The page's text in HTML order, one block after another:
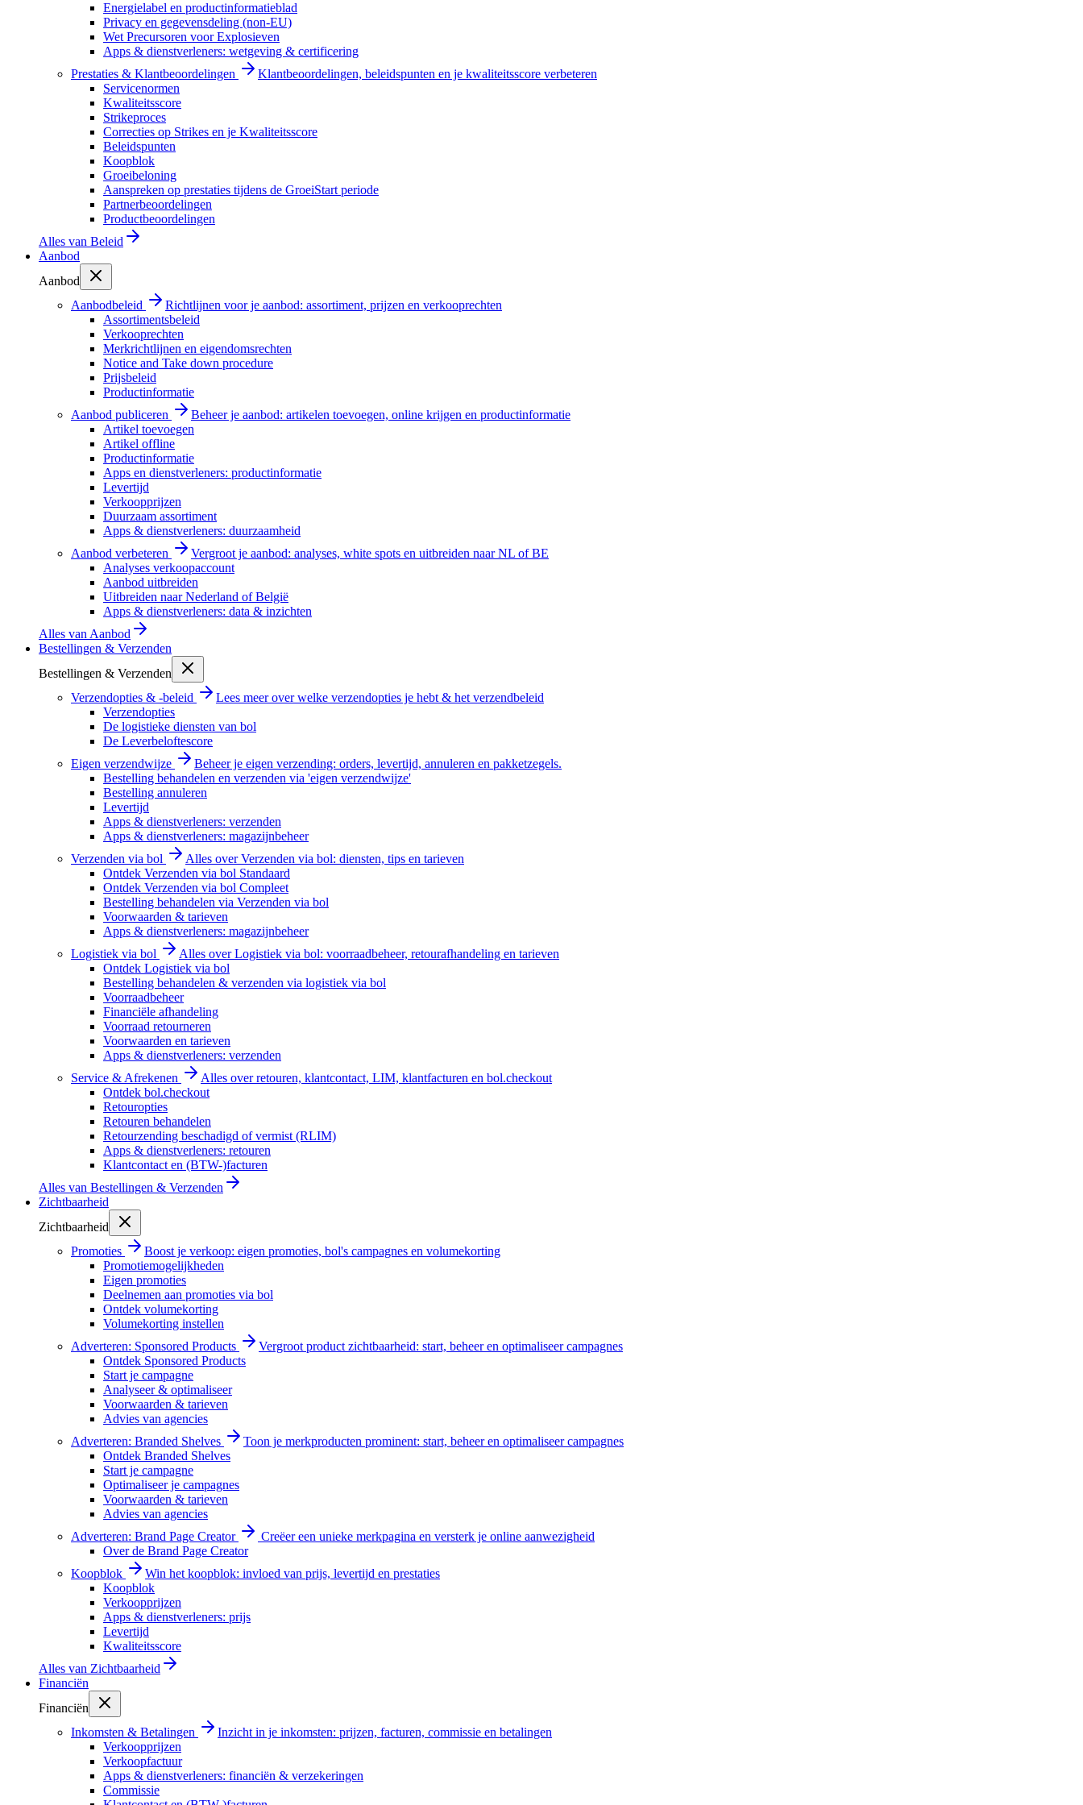
Energielabel en productinformatieblad
Privacy en gegevensdeling (non-EU)
Wet Precursoren voor Explosieven
Apps & dienstverleners: wetgeving & certificering
Prestaties & Klantbeoordelingen
Klantbeoordelingen, beleidspunten en je kwaliteitsscore verbeteren
Servicenormen
Kwaliteitsscore
Strikeproces
Correcties op Strikes en je Kwaliteitsscore
Beleidspunten
Koopblok
Groeibeloning
Aanspreken op prestaties tijdens de GroeiStart periode
Partnerbeoordelingen
Productbeoordelingen
Alles van Beleid
Aanbod
Aanbod
Aanbodbeleid
Richtlijnen voor je aanbod: assortiment, prijzen en verkooprechten
Assortimentsbeleid
Verkooprechten
Merkrichtlijnen en eigendomsrechten
Notice and Take down procedure
Prijsbeleid
Productinformatie
Aanbod publiceren
Beheer je aanbod: artikelen toevoegen, online krijgen en productinformatie
Artikel toevoegen
Artikel offline
Productinformatie
Apps en dienstverleners: productinformatie
Levertijd
Verkoopprijzen
Duurzaam assortiment
Apps & dienstverleners: duurzaamheid
Aanbod verbeteren
Vergroot je aanbod: analyses, white spots en uitbreiden naar NL of BE
Analyses verkoopaccount
Aanbod uitbreiden
Uitbreiden naar Nederland of België
Apps & dienstverleners: data & inzichten
Alles van Aanbod
Bestellingen & Verzenden
Bestellingen & Verzenden
Verzendopties & -beleid
Lees meer over welke verzendopties je hebt & het verzendbeleid
Verzendopties
De logistieke diensten van bol
De Leverbeloftescore
Eigen verzendwijze
Beheer je eigen verzending: orders, levertijd, annuleren en pakketzegels.
Bestelling behandelen en verzenden via 'eigen verzendwijze'
Bestelling annuleren
Levertijd
Apps & dienstverleners: verzenden
Apps & dienstverleners: magazijnbeheer
Verzenden via bol
Alles over Verzenden via bol: diensten, tips en tarieven
Ontdek Verzenden via bol Standaard
Ontdek Verzenden via bol Compleet
Bestelling behandelen via Verzenden via bol
Voorwaarden & tarieven
Apps & dienstverleners: magazijnbeheer
Logistiek via bol
Alles over Logistiek via bol: voorraadbeheer, retourafhandeling en tarieven
Ontdek Logistiek via bol
Bestelling behandelen & verzenden via logistiek via bol
Voorraadbeheer
Financiële afhandeling
Voorraad retourneren
Voorwaarden en tarieven
Apps & dienstverleners: verzenden
Service & Afrekenen
Alles over retouren, klantcontact, LIM, klantfacturen en bol.checkout
Ontdek bol.checkout
Retouropties
Retouren behandelen
Retourzending beschadigd of vermist (RLIM)
Apps & dienstverleners: retouren
Klantcontact en (BTW-)facturen
Alles van Bestellingen & Verzenden
Zichtbaarheid
Zichtbaarheid
Promoties
Boost je verkoop: eigen promoties, bol's campagnes en volumekorting
Promotiemogelijkheden
Eigen promoties
Deelnemen aan promoties via bol
Ontdek volumekorting
Volumekorting instellen
Adverteren: Sponsored Products
Vergroot product zichtbaarheid: start, beheer en optimaliseer campagnes
Ontdek Sponsored Products
Start je campagne
Analyseer & optimaliseer
Voorwaarden & tarieven
Advies van agencies
Adverteren: Branded Shelves
Toon je merkproducten prominent: start, beheer en optimaliseer campagnes
Ontdek Branded Shelves
Start je campagne
Optimaliseer je campagnes
Voorwaarden & tarieven
Advies van agencies
Adverteren: Brand Page Creator
Creëer een unieke merkpagina en versterk je online aanwezigheid
Over de Brand Page Creator
Koopblok
Win het koopblok: invloed van prijs, levertijd en prestaties
Koopblok
Verkoopprijzen
Apps & dienstverleners: prijs
Levertijd
Kwaliteitsscore
Alles van Zichtbaarheid
Financiën
Financiën
Inkomsten & Betalingen
Inzicht in je inkomsten: prijzen, facturen, commissie en betalingen
Verkoopprijzen
Verkoopfactuur
Apps & dienstverleners: financiën & verzekeringen
Commissie